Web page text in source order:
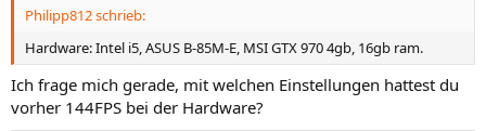
Philipp812 schrieb:
Hardware: Intel i5, ASUS B-85M-E, MSI GTX 970 4gb, 16gb ram.
Ich frage mich gerade, mit welchen Einstellungen hattest du
vorher 144FPS bei der Hardware?